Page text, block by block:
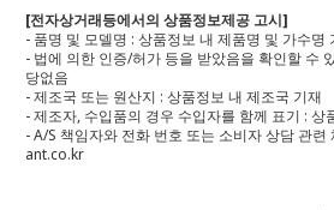
[전자상거래등에서의 상품정보제공 고시]
- 품명 및 모델명 : 상품정보 내 제품명 및 가수명
- 법에 의한 인증/허가 등을 받았음을 확인할 수
당없음
- 제조국 또는 원산지 : 상품정보 내 제조국 기재
- 제조자, 수입품의 경우 수입자를 함께 표기 : 상
- A/S 책임자와 전화 번호 또는 소비자 상담 관
ant.co.kr